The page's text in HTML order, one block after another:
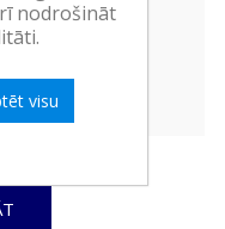
nodrošināt
visu